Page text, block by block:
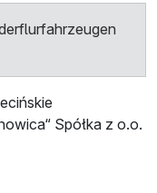
Spółka z o.o.